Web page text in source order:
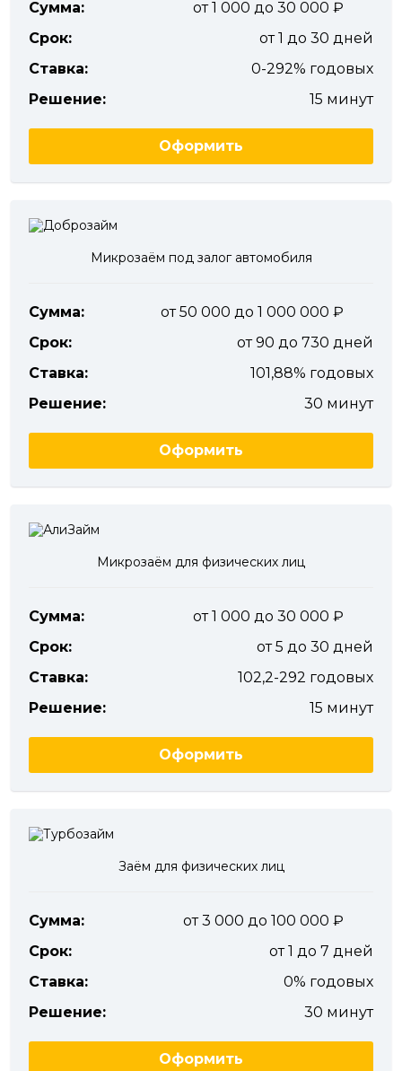
Сумма:
от 1 000 до 30 000
Срок:
от 1 до 30 дней
Ставка:
0-292% годовых
Решение:
15 минут
Оформить
Микрозаём под залог автомобиля
Сумма:
от 50 000 до 1 000 000
Срок:
от 90 до 730 дней
Ставка:
101,88% годовых
Решение:
30 минут
Оформить
Микрозаём для физических лиц
Сумма:
от 1 000 до 30 000
Срок:
от 5 до 30 дней
Ставка:
102,2-292 годовых
Решение:
15 минут
Оформить
Заём для физических лиц
Сумма:
от 3 000 до 100 000
Срок:
от 1 до 7 дней
Ставка:
0% годовых
Решение:
30 минут
Оформить